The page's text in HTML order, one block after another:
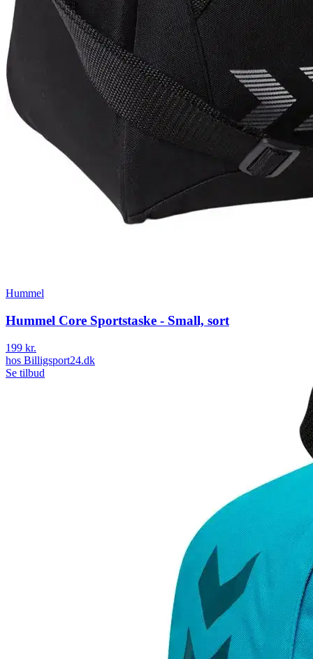
Hummel
Hummel Core Sportstaske - Small, sort
199 kr.
hos Billigsport24.dk
Se tilbud